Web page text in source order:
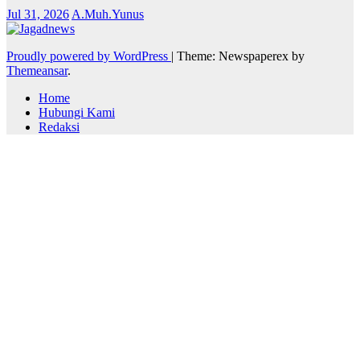
Jul 31, 2026 A.Muh.Yunus
Proudly powered by WordPress | Theme: Newspaperex by
Themeansar.
Home
Hubungi Kami
Redaksi